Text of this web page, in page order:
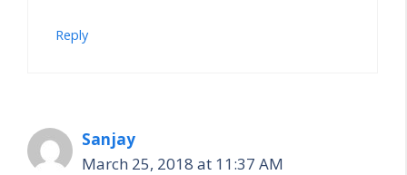
Reply
Sanjay
March 25, 2018 at 11:37 AM